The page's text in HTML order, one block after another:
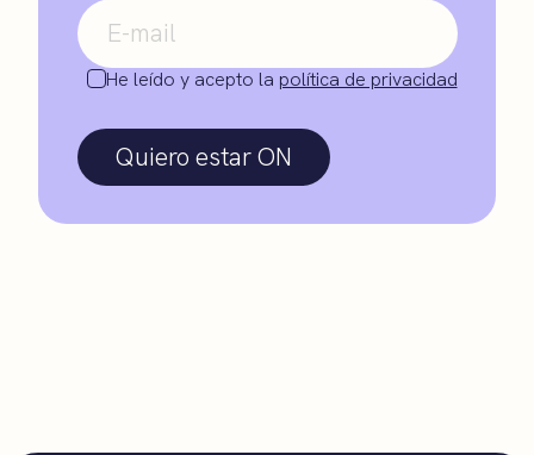
He leído y acepto la política de privacidad
Quiero estar ON